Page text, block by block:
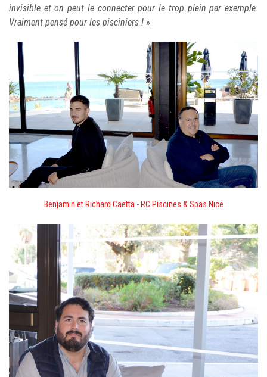
invisible et on peut le connecter pour le trop plein par exemple.
Vraiment pensé pour les pisciniers ! »
Benjamin et Richard Caetta - RC Piscines & Spas Nice